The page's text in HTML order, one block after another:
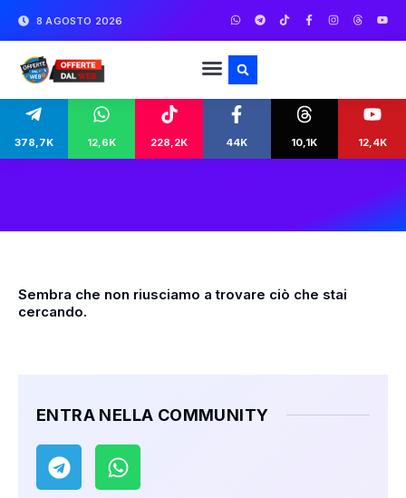
8 AGOSTO 2026
378,7K 12,6K 228,2K 44K 10,1K 12,4K
Sembra che non riusciamo a trovare ciò che stai
cercando.
ENTRA NELLA COMMUNITY